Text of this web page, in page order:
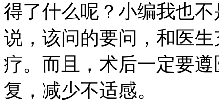
得了什么呢？小编我也
说，该问的要问，和医
疗。而且，术后一定要
复，减少不适感。